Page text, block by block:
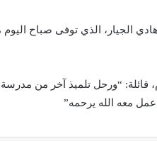
الجيار، الذي توفى صباح
قائلة: “ورحل تلميذ آخر من
معه الله يرحمه”